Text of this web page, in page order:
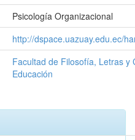
Psicología Organizacional
http://dspace.uazuay.edu.ec/
Facultad de Filosofía, Letras y
Educación